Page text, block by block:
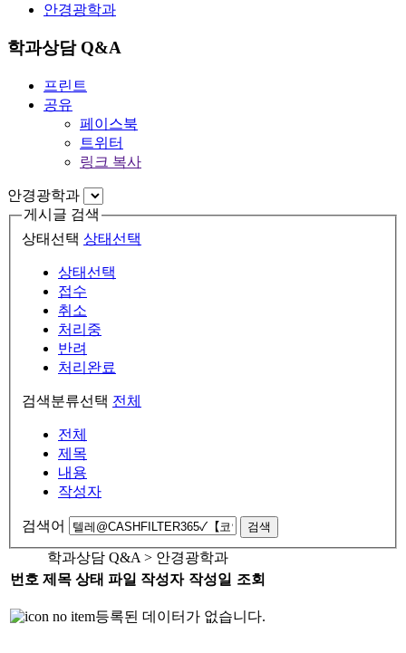
안경광학과
학과상담 Q&A
프린트
공유
페이스북
트위터
링크 복사
안경광학과
게시글 검색
상태선택 상태선택
상태선택
접수
취소
처리중
반려
처리완료
검색분류선택 전체
전체
제목
내용
작성자
검색어 검색
학과상담 Q&A > 안경광학과
번호 제목 상태 파일 작성자 작성일 조회
등록된 데이터가 없습니다.